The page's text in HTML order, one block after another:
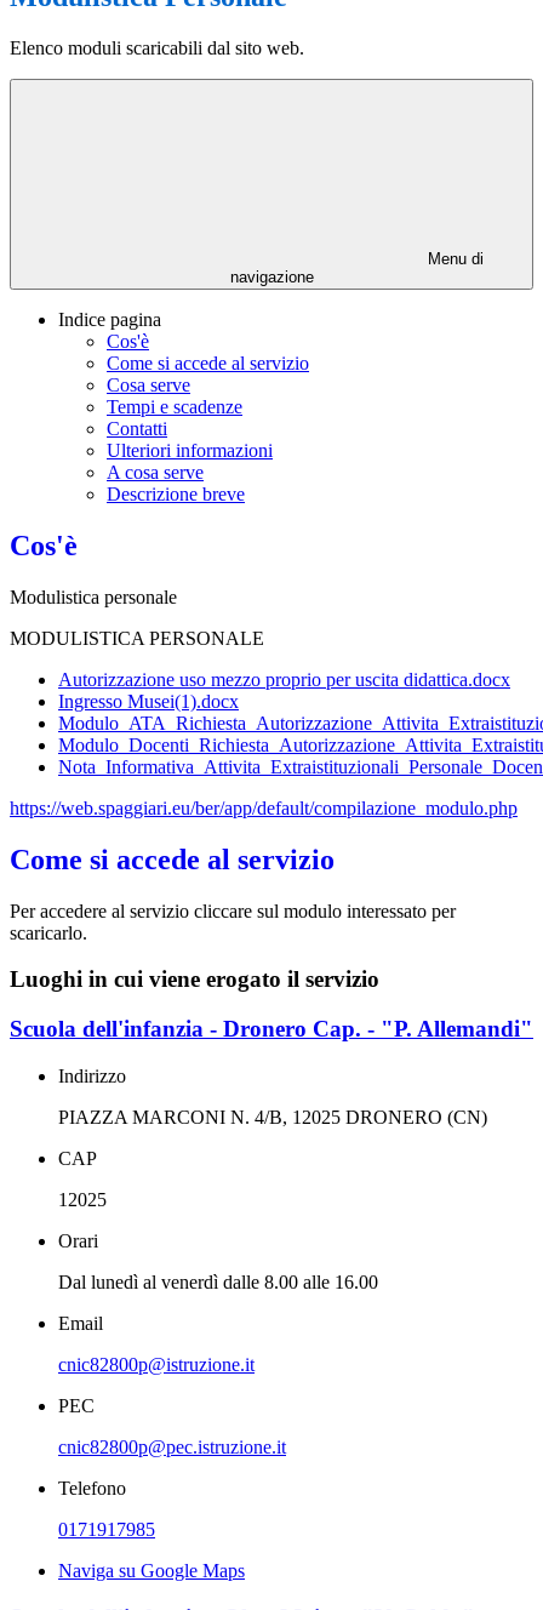
Elenco moduli scaricabili dal sito web.
Menu di
navigazione
Indice pagina
Cos'è
Come si accede al servizio
Cosa serve
Tempi e scadenze
Contatti
Ulteriori informazioni
A cosa serve
Descrizione breve
Cos'è
Modulistica personale
MODULISTICA PERSONALE
Autorizzazione uso mezzo proprio per uscita didattica.docx
Ingresso Musei(1).docx
https://web.spaggiari.eu/ber/app/default/compilazione_modulo.php
Come si accede al servizio
Per accedere al servizio cliccare sul modulo interessato per
scaricarlo.
Luoghi in cui viene erogato il servizio
Scuola dell'infanzia - Dronero Cap. - "P. Allemandi"
Indirizzo
PIAZZA MARCONI N. 4/B, 12025 DRONERO (CN)
CAP
12025
Orari
Dal lunedì al venerdì dalle 8.00 alle 16.00
Email
cnic82800p@istruzione.it
PEC
cnic82800p@pec.istruzione.it
Telefono
0171917985
Naviga su Google Maps